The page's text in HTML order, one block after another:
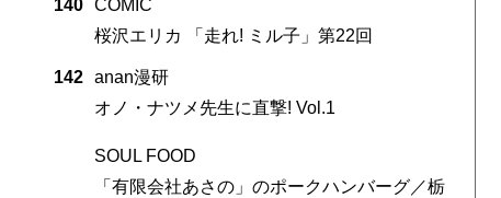
140 COMIC
桜沢エリカ 「走れ! ミル子」第22回
142 anan漫研
オノ・ナツメ先生に直撃! Vol.1
SOUL FOOD
「有限会社あさの」のポークハンバーグ／栃